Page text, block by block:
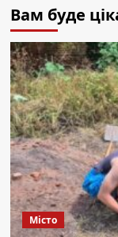
Вам буде
Місто